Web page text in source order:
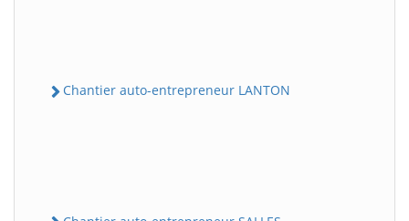
Chantier auto-entrepreneur LANTON